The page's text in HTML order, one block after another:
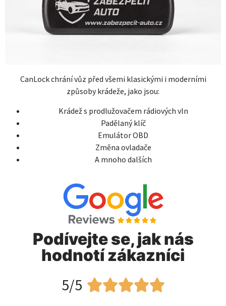
CanLock chrání vůz před všemi klasickými i moderními
způsoby krádeže, jako jsou:
Krádež s prodlužovačem rádiových vln
Padělaný klíč
Emulátor OBD
Změna ovladače
A mnoho dalších
Podívejte se, jak nás
hodnotí zákazníci
5/5 